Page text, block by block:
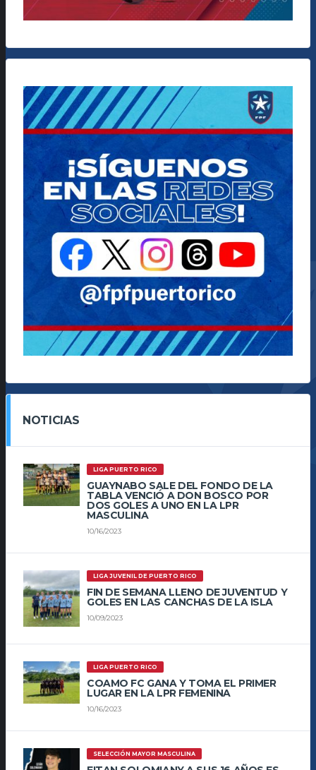
NOTICIAS
LIGA PUERTO RICO
GUAYNABO SALE DEL FONDO DE LA
TABLA VENCIÓ A DON BOSCO POR
DOS GOLES A UNO EN LA LPR
MASCULINA
10/16/2023
LIGA JUVENIL DE PUERTO RICO
FIN DE SEMANA LLENO DE JUVENTUD Y
GOLES EN LAS CANCHAS DE LA ISLA
10/09/2023
LIGA PUERTO RICO
COAMO FC GANA Y TOMA EL PRIMER
LUGAR EN LA LPR FEMENINA
10/16/2023
SELECCIÓN MAYOR MASCULINA